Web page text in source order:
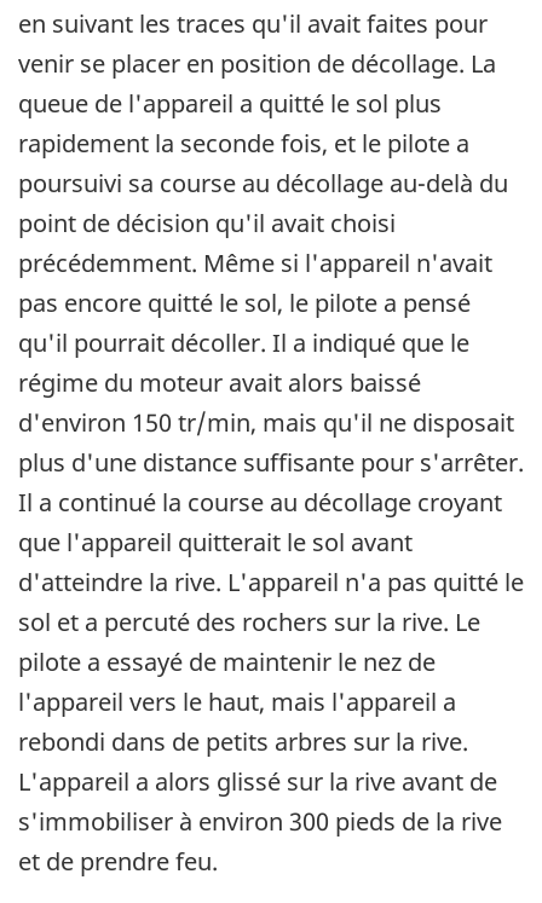
en suivant les traces qu'il avait faites pour
venir se placer en position de décollage. La
queue de l'appareil a quitté le sol plus
rapidement la seconde fois, et le pilote a
poursuivi sa course au décollage au-delà du
point de décision qu'il avait choisi
précédemment. Même si l'appareil n'avait
pas encore quitté le sol, le pilote a pensé
qu'il pourrait décoller. Il a indiqué que le
régime du moteur avait alors baissé
d'environ 150 tr/min, mais qu'il ne disposait
plus d'une distance suffisante pour s'arrêter.
Il a continué la course au décollage croyant
que l'appareil quitterait le sol avant
d'atteindre la rive. L'appareil n'a pas quitté le
sol et a percuté des rochers sur la rive. Le
pilote a essayé de maintenir le nez de
l'appareil vers le haut, mais l'appareil a
rebondi dans de petits arbres sur la rive.
L'appareil a alors glissé sur la rive avant de
s'immobiliser à environ 300 pieds de la rive
et de prendre feu.